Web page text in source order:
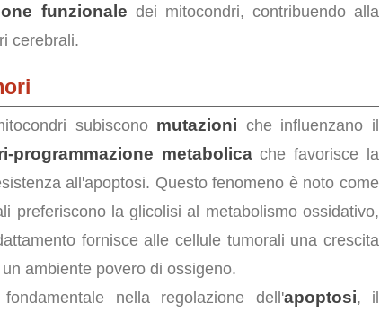
funzionale dei mitocondri, contribuendo alla
cerebrali.
subiscono mutazioni che influenzano il
programmazione metabolicache favorisce la
all'apoptosi. Questo fenomeno è noto come
preferiscono la glicolisi al metabolismo ossidativo,
fornisce alle cellule tumorali una crescita
ambiente povero di ossigeno.
nella regolazione dell'apoptosi, il